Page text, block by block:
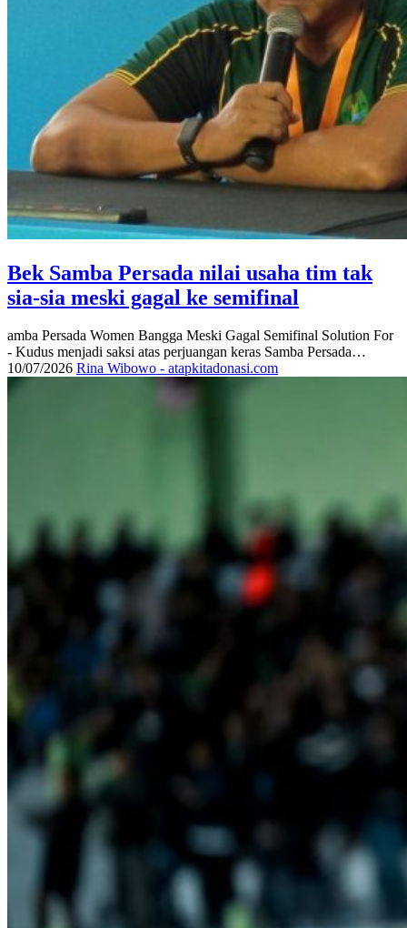
Bek Samba Persada nilai usaha tim tak
sia-sia meski gagal ke semifinal
amba Persada Women Bangga Meski Gagal Semifinal Solution For
- Kudus menjadi saksi atas perjuangan keras Samba Persada…
10/07/2026 Rina Wibowo - atapkitadonasi.com